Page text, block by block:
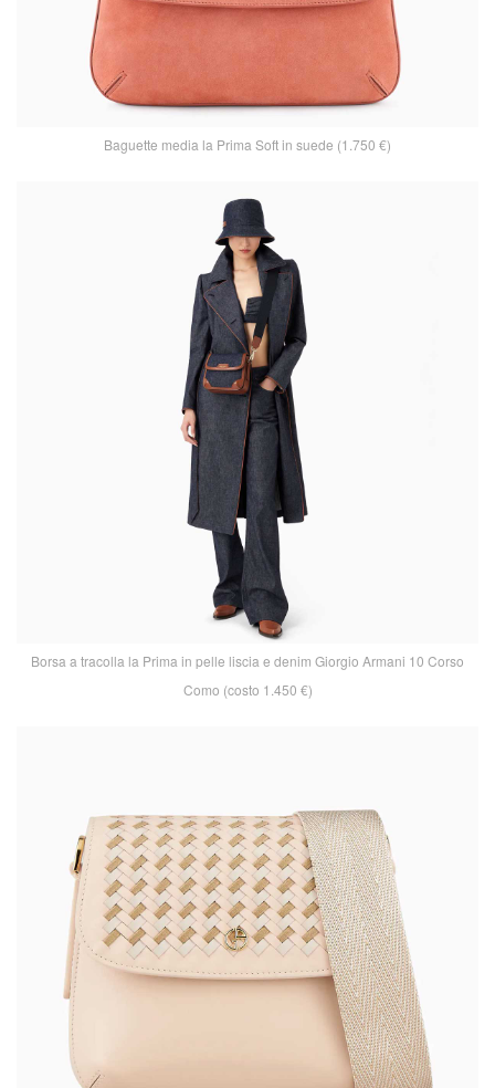
Baguette media la Prima Soft in suede (1.750 €)
Borsa a tracolla la Prima in pelle liscia e denim Giorgio Armani 10 Corso
Como (costo 1.450 €)